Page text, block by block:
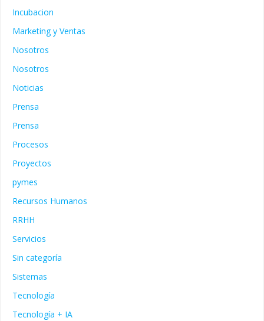
Incubacion
Marketing y Ventas
Nosotros
Nosotros
Noticias
Prensa
Prensa
Procesos
Proyectos
pymes
Recursos Humanos
RRHH
Servicios
Sin categoría
Sistemas
Tecnología
Tecnología + IA